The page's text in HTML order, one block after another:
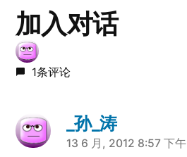
加入对话
1条评论
_孙_涛
说：
13 6 月, 2012 8:57 下午